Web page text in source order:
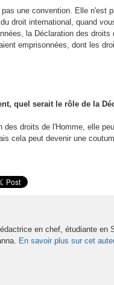
une convention. Elle n'est
droit international, quand
la Déclaration des
emprisonnées, dont les
quel serait le rôle de la
des droits de l'Homme, elle
cela peut devenir une
en chef, étudiante en
En savoir plus sur cet